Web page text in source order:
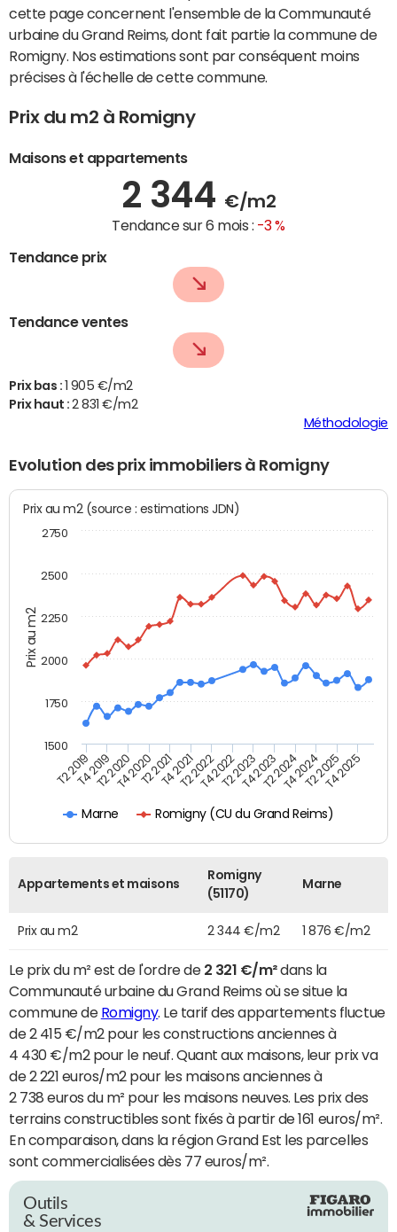
cette page concernent l'ensemble de la Communauté
urbaine du Grand Reims, dont fait partie la commune de
Romigny. Nos estimations sont par conséquent moins
précises à l'échelle de cette commune.
Prix du m2 à Romigny
Maisons et appartements
2 344 €/m2
Tendance sur 6 mois : -3 %
Tendance prix
Tendance ventes
Prix bas :
1 905 €/m2
Prix haut :2 831 €/m2
Méthodologie
Evolution des prix immobiliers à Romigny
Prix au m2
Prix au m2 (source : estimations JDN)
Marne Romigny (CU du Grand Reims)
T2 2019T4 2019T2 2020T4 2020T2 2021T4 2021T2 2022T4 2022T2 2023T4 2023T2 2024T4 2024T2 2025T4 2025
1500
1750
2000
2250
2500
2750
Appartements et maisons
Romigny
(51170)
Marne
Prix au m2 2 344 €/m2 1 876 €/m2
Le prix du m² est de l'ordre de 2 321 €/m²dans la
Communauté urbaine du Grand Reims où se situe la
commune de Romigny. Le tarif des appartements fluctue
de 2 415 €/m2 pour les constructions anciennes à
4 430 €/m2 pour le neuf. Quant aux maisons, leur prix va
de 2 221 euros/m2 pour les maisons anciennes à
2 738 euros du m² pour les maisons neuves. Les prix des
terrains constructibles sont fixés à partir de 161 euros/m².
En comparaison, dans la région Grand Est les parcelles
sont commercialisées dès 77 euros/m².
Outils
& Services